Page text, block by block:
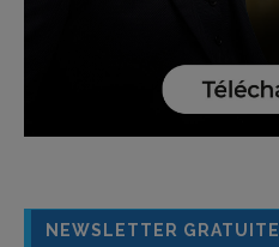
NEWSLETTER GRATUITE